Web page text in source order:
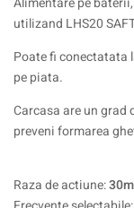
utilizand LHS20
Poate fi conectatata
pe piata.
Carcasa are un grad
preveni formarea
Raza de actiune:30m